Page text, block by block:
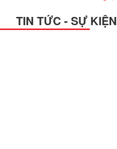
TIN TỨC - SỰ KIỆN